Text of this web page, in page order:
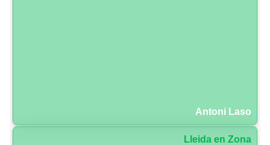
Antoni Laso
Lleida en Zona